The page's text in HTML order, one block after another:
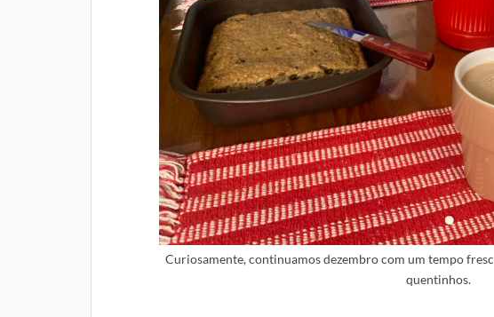
Curiosamente, continuamos dezembro com um tempo
quentinhos.